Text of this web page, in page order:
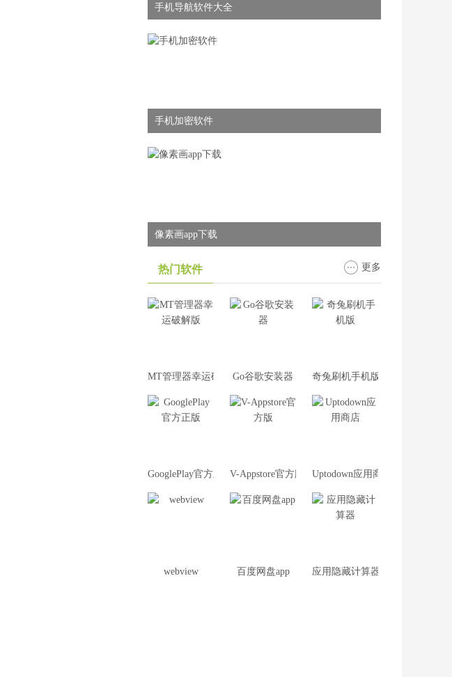
手机导航软件大全
手机加密软件
像素画app下载
热门软件 更多
MT管理器幸运破解版Go谷歌安装器 奇兔刷机手机版
GooglePlay官方正版V-Appstore官方版 Uptodown应用商店
webview 百度网盘app 应用隐藏计算器